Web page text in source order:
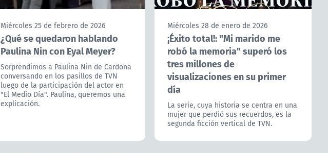
Miércoles 25 de febrero de 2026
¿Qué se quedaron hablando
Paulina Nin con Eyal Meyer?
Sorprendimos a Paulina Nin de Cardona
conversando en los pasillos de TVN
luego de la participación del actor en
"El Medio Día". Paulina, queremos una
explicación.
Miércoles 28 de enero de 2026
¡Éxito total!: "Mi marido me
robó la memoria" superó los
tres millones de
visualizaciones en su primer
día
La serie, cuya historia se centra en una
mujer que perdió sus recuerdos, es la
segunda ficción vertical de TVN.